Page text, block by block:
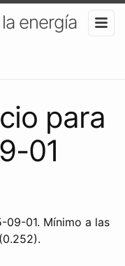
energía
para
01
09-01. Mínimo a las